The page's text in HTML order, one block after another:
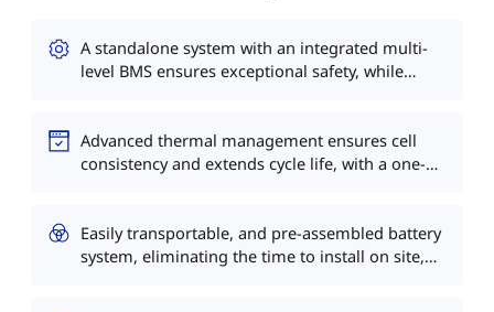
A standalone system with an integrated multi-
level BMS ensures exceptional safety, while
Efficient.
Advanced thermal management ensures cell
consistency and extends cycle life, with a one-
Easily transportable, and pre-assembled battery
system, eliminating the time to install on site,